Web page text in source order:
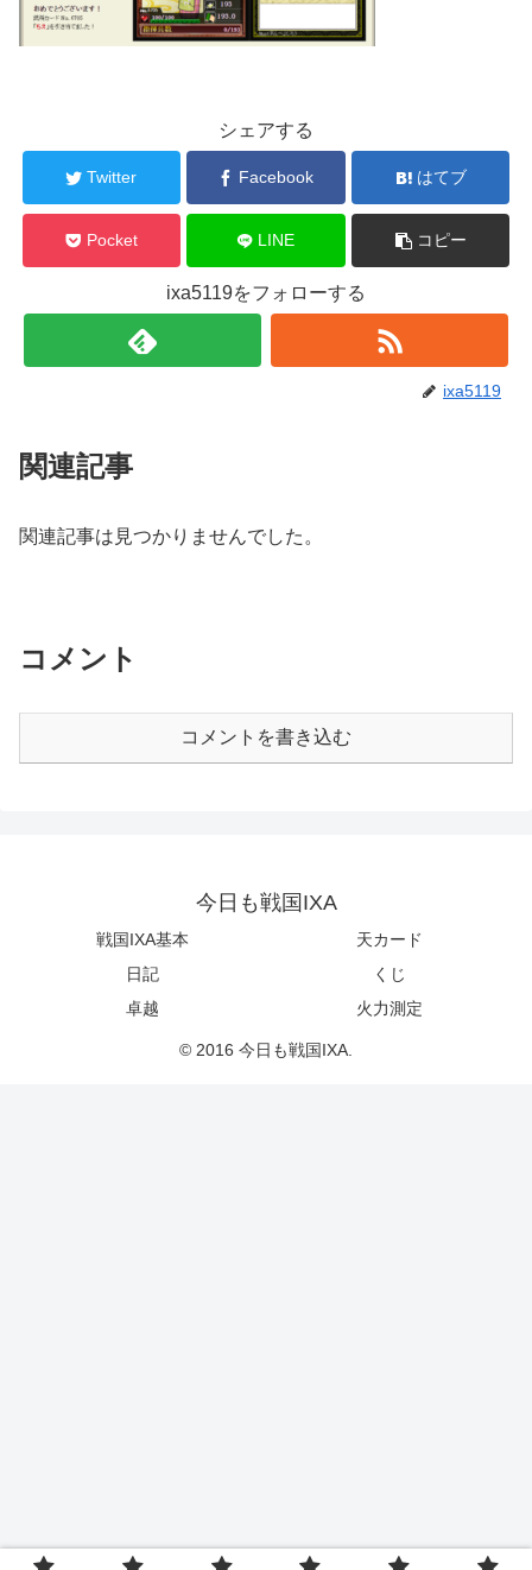
シェアする
Twitter Facebook はてブ
Pocket LINE コピー
ixa5119をフォローする
ixa5119
関連記事
関連記事は見つかりませんでした。
コメント
コメントを書き込む
今日も戦国IXA
戦国IXA基本
天カード
日記
くじ
卓越
火力測定
© 2016 今日も戦国IXA.